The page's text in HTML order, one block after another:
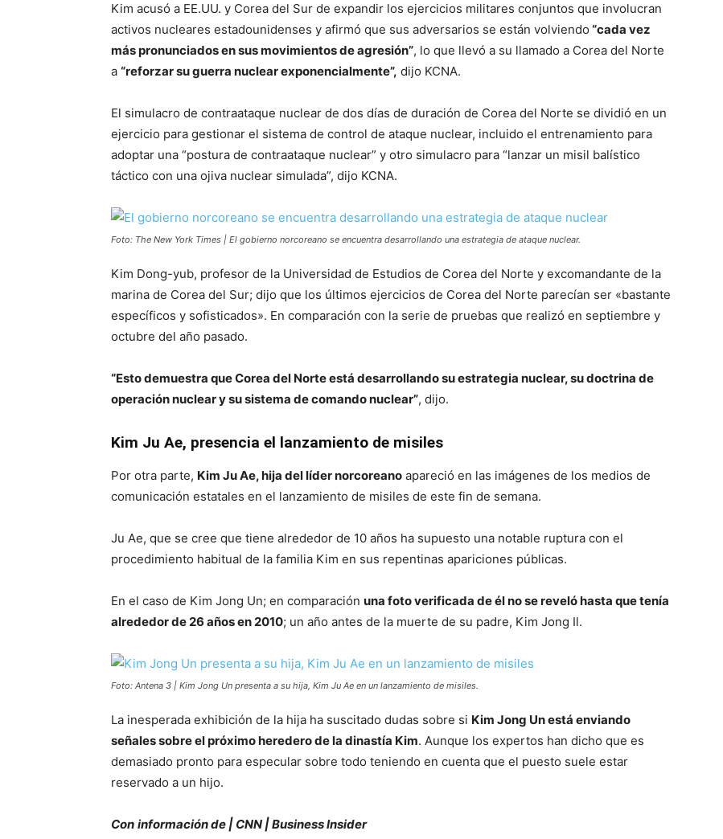
Kim acusó a EE.UU. y Corea del Sur de expandir los ejercicios militares conjuntos que involucran
activos nucleares estadounidenses y afirmó que sus adversarios se están volviendo “cada vez
más pronunciados en sus movimientos de agresión”, lo que llevó a su llamado a Corea del Norte
a “reforzar su guerra nuclear exponencialmente”, dijo KCNA.
El simulacro de contraataque nuclear de dos días de duración de Corea del Norte se dividió en un
ejercicio para gestionar el sistema de control de ataque nuclear, incluido el entrenamiento para
adoptar una “postura de contraataque nuclear” y otro simulacro para “lanzar un misil balístico
táctico con una ojiva nuclear simulada”, dijo KCNA.
Foto: The New York Times | El gobierno norcoreano se encuentra desarrollando una estrategia de ataque nuclear.
Kim Dong-yub, profesor de la Universidad de Estudios de Corea del Norte y excomandante de la
marina de Corea del Sur; dijo que los últimos ejercicios de Corea del Norte parecían ser «bastante
específicos y sofisticados». En comparación con la serie de pruebas que realizó en septiembre y
octubre del año pasado.
“Esto demuestra que Corea del Norte está desarrollando su estrategia nuclear, su doctrina de
operación nuclear y su sistema de comando nuclear”, dijo.
Kim Ju Ae, presencia el lanzamiento de misiles
Por otra parte, Kim Ju Ae, hija del líder norcoreano apareció en las imágenes de los medios de
comunicación estatales en el lanzamiento de misiles de este fin de semana.
Ju Ae, que se cree que tiene alrededor de 10 años ha supuesto una notable ruptura con el
procedimiento habitual de la familia Kim en sus repentinas apariciones públicas.
En el caso de Kim Jong Un; en comparación una foto verificada de él no se reveló hasta que tenía
alrededor de 26 años en 2010; un año antes de la muerte de su padre, Kim Jong Il.
Foto: Antena 3 | Kim Jong Un presenta a su hija, Kim Ju Ae en un lanzamiento de misiles.
La inesperada exhibición de la hija ha suscitado dudas sobre si Kim Jong Un está enviando
señales sobre el próximo heredero de la dinastía Kim. Aunque los expertos han dicho que es
demasiado pronto para especular sobre todo teniendo en cuenta que el puesto suele estar
reservado a un hijo.
Con información de | CNN | Business Insider